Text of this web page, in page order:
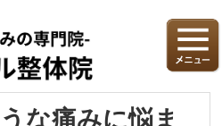
な痛みに悩ま